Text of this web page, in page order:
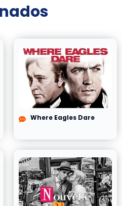
Where Eagles Dare